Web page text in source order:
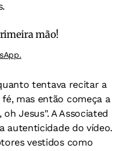
mão!
tentava recitar a
mas então começa a
Jesus". A Associated
autenticidade do vídeo.
vestidos como